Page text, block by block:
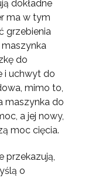
dokładne
ma w tym
grzebienia
do
i uchwyt do
mimo to,
maszynka do
a jej nowy,
moc cięcia.
przekazują,
o